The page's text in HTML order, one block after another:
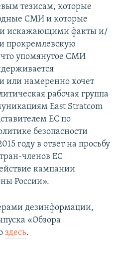
тезисам, которые
СМИ и которые
искажающими факты и/
прокремлевскую
упомянутое СМИ
или намеренно хочет
pабочая группа
East Stratcom
ЕС по
безопасности
году в ответ на просьбу
членов ЕС
кампании
России».
дезинформации,
«Обзора
здесь.